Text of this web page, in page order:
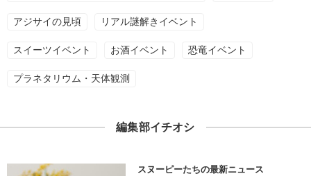
アジサイの見頃 リアル謎解きイベント
スイーツイベント お酒イベント 恐竜イベント
プラネタリウム・天体観測
編集部イチオシ
スヌーピーたちの最新ニュース